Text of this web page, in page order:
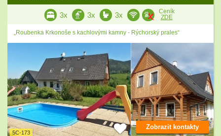
3x 3x 3x
Ceník
ZDE
„Roubenka Krkonoše s kachlovými kamny - Rýchorský prales“
5C-173
Zobrazit kontakty